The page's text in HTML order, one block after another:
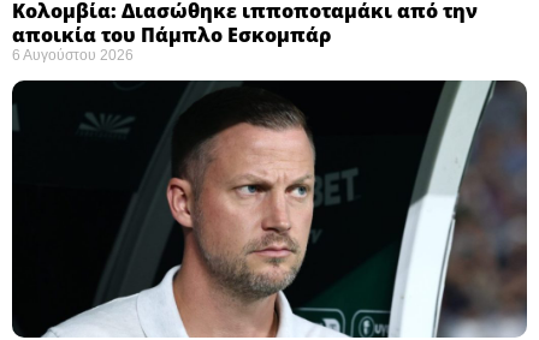
Κολομβία: Διασώθηκε ιπποποταμάκι από την
αποικία του Πάμπλο Εσκομπάρ ​
6 Αυγούστου 2026